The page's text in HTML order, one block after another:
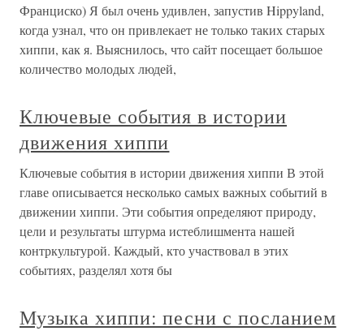
Франциско) Я был очень удивлен, запустив Hippyland,
когда узнал, что он привлекает не только таких старых
хиппи, как я. Выяснилось, что сайт посещает большое
количество молодых людей,
Ключевые события в истории
движения хиппи
Ключевые события в истории движения хиппи В этой
главе описывается несколько самых важных событий в
движении хиппи. Эти события определяют природу,
цели и результаты штурма истеблишмента нашей
контркультурой. Каждый, кто участвовал в этих
событиях, разделял хотя бы
Музыка хиппи: песни с посланием